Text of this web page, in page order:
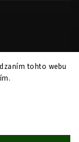
tohto webu
vyhradené.